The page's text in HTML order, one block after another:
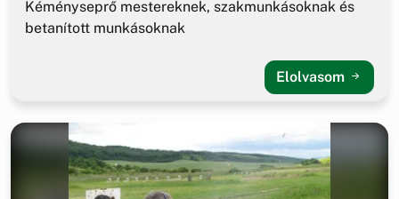
Kéményseprő mestereknek, szakmunkásoknak és
betanított munkásoknak
Elolvasom